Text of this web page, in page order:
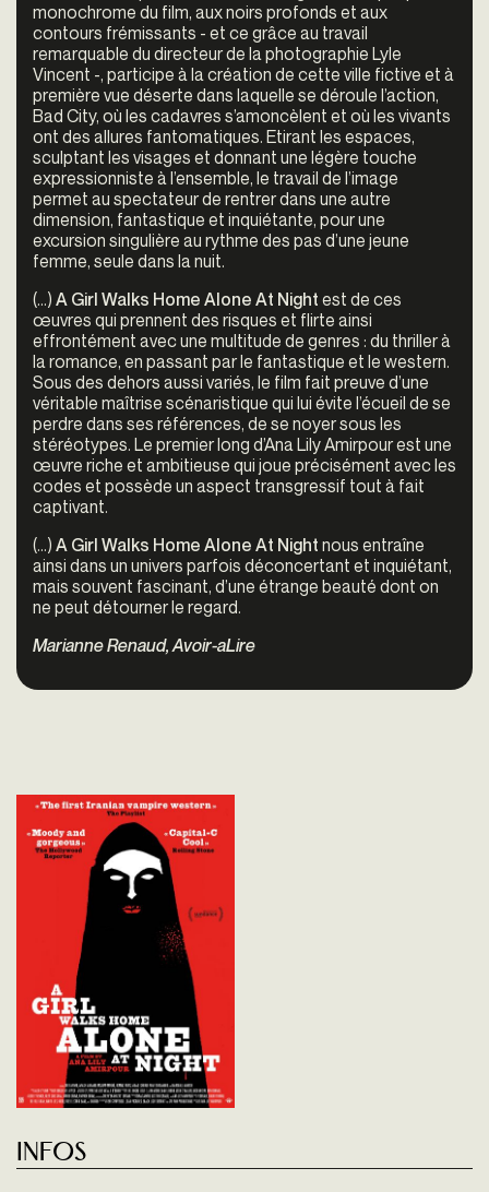
monochrome du film, aux noirs profonds et aux
contours frémissants - et ce grâce au travail
remarquable du directeur de la photographie Lyle
Vincent -, participe à la création de cette ville fictive et à
première vue déserte dans laquelle se déroule l’action,
Bad City, où les cadavres s’amoncèlent et où les vivants
ont des allures fantomatiques. Etirant les espaces,
sculptant les visages et donnant une légère touche
expressionniste à l’ensemble, le travail de l’image
permet au spectateur de rentrer dans une autre
dimension, fantastique et inquiétante, pour une
excursion singulière au rythme des pas d’une jeune
femme, seule dans la nuit.
(...) A Girl Walks Home Alone At Night est de ces
œuvres qui prennent des risques et flirte ainsi
effrontément avec une multitude de genres : du thriller à
la romance, en passant par le fantastique et le western.
Sous des dehors aussi variés, le film fait preuve d’une
véritable maîtrise scénaristique qui lui évite l’écueil de se
perdre dans ses références, de se noyer sous les
stéréotypes. Le premier long d’Ana Lily Amirpour est une
œuvre riche et ambitieuse qui joue précisément avec les
codes et possède un aspect transgressif tout à fait
captivant.
(...) A Girl Walks Home Alone At Night nous entraîne
ainsi dans un univers parfois déconcertant et inquiétant,
mais souvent fascinant, d’une étrange beauté dont on
ne peut détourner le regard.
Marianne Renaud, Avoir-aLire
Infos